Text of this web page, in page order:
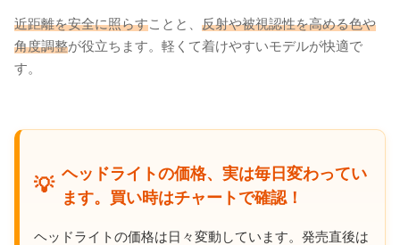
近距離を安全に照らすことと、 反射や被視認性を高める色や
角度調整が役立ちます。軽くて着けやすいモデルが快適で
す。
💡
ヘッドライトの価格、実は毎日変わってい
ます。買い時はチャートで確認！
ヘッドライトの価格は日々変動しています。発売直後は